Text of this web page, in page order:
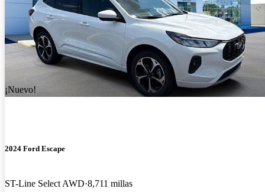
¡Nuevo!
2024 Ford Escape
ST-Line Select AWD 8,711 millas